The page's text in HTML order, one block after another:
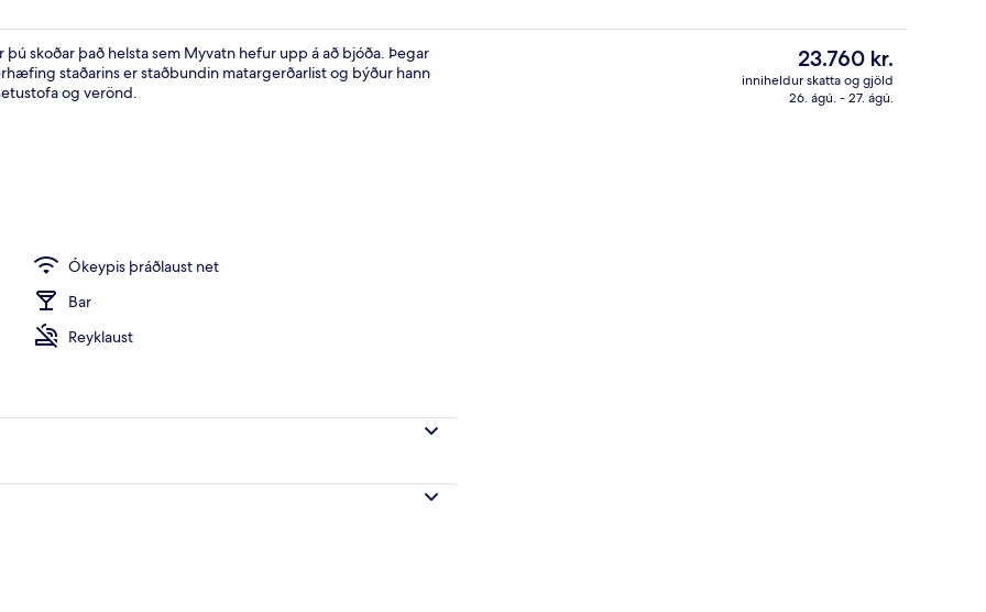
Morgunverðarhlaðborð daglega
skoðar það helsta sem Myvatn hefur upp á að bjóða. Þegar
staðarins er staðbundin matargerðarlist og býður hann
og verönd.
Ókeypis þráðlaust net
Bar
Reyklaust
Núverandi
verð
er
23.760 kr.
inniheldur skatta og gjöld
26. ágú. - 27. ágú.